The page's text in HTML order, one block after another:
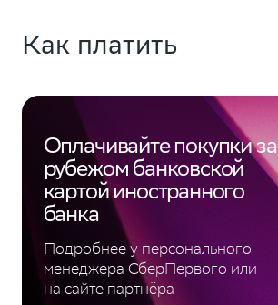
Как платить
Оплачивайте покупки за
рубежом банковской
картой иностранного
банка
Подробнее у персонального
менеджера СберПервого или
на сайте партнёра